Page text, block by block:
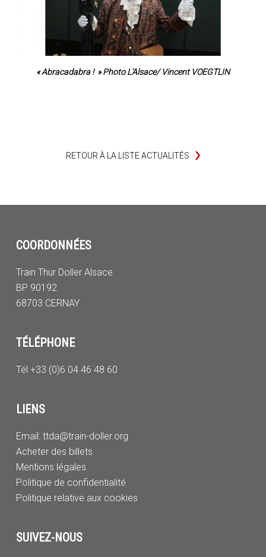
« Abracadabra ! » Photo L’Alsace/ Vincent VOEGTLIN
RETOUR À LA LISTE ACTUALITÉS
COORDONNÉES
Train Thur Doller Alsace
BP 90192
68703 CERNAY
TÉLÉPHONE
Tél +33 (0)6 04 46 48 60
LIENS
Email: ttda@train-doller.org
Acheter des billets
Mentions légales
Politique de confidentialité
Politique relative aux cookies
SUIVEZ-NOUS